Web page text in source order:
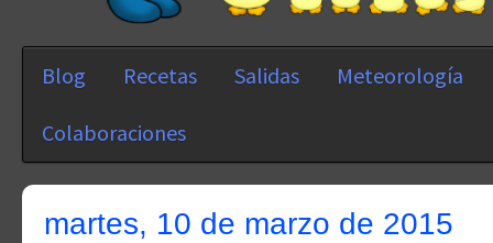
Blog Recetas Salidas Meteorología
Colaboraciones
martes, 10 de marzo de 2015